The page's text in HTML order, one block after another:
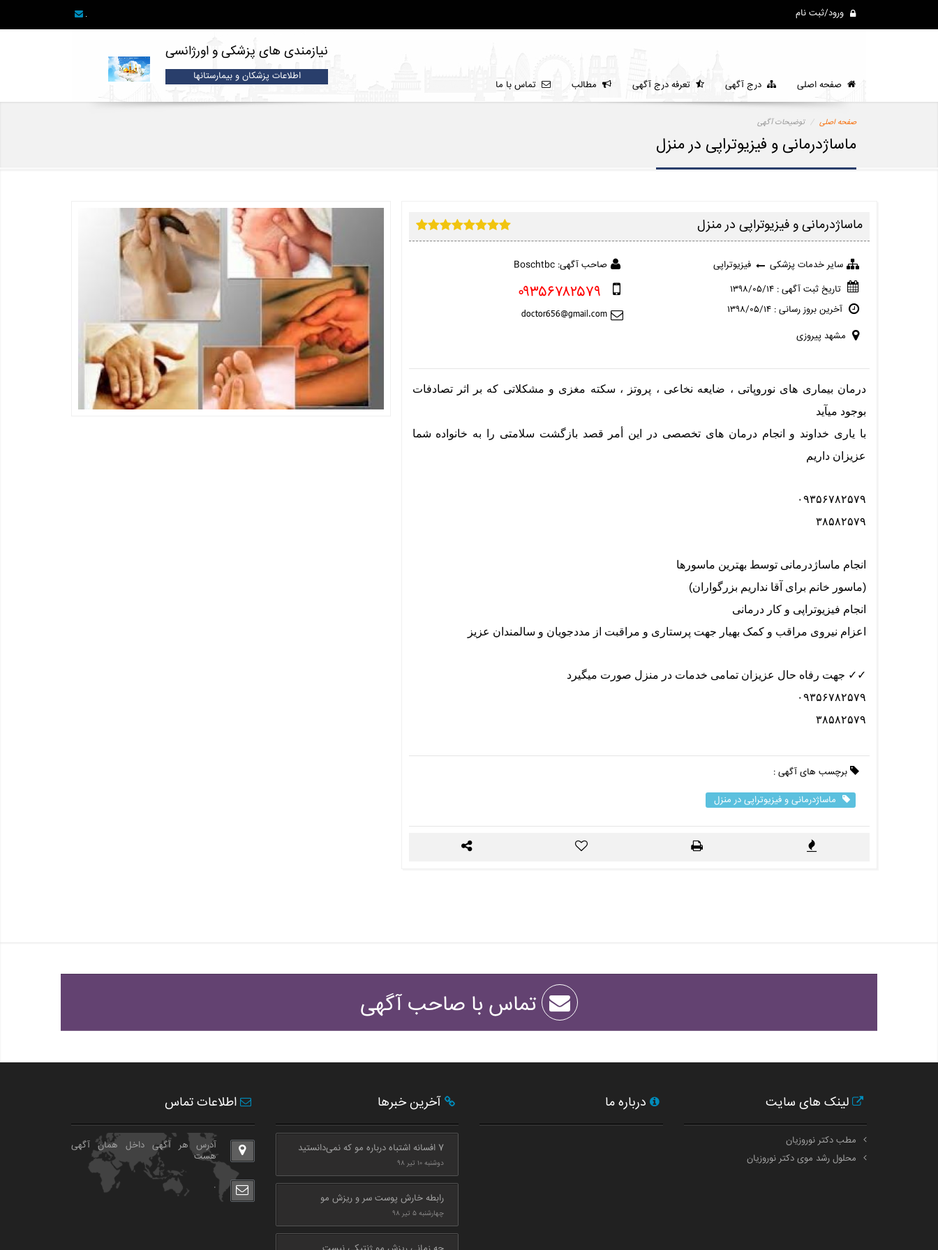
. ورود/ثبت نام
نیازمندی های پزشکی و اورژانسی
اطلاعات پزشکان و بیمارستانها
صفحه اصلی درج آگهی تعرفه درج آگهی مطالب تماس با ما
صفحه اصلی توضیحات آگهی
ماساژدرمانی و فیزیوتراپی در منزل
ماساژدرمانی و فیزیوتراپی در منزل
صاحب آگهی: Boschtbc سایر خدمات پزشکی
فیزیوتراپی
تاریخ ثبت آگهی : ۱۳۹۸/۰۵/۱۴
آخرین بروز رسانی : ۱۳۹۸/۰۵/۱۴
مشهد پیروزی
درمان بیماری های نوروپاتی ، ضایعه نخاعی ، پروتز ، سکته مغزی و مشکلاتی که بر اثر تصادفات
بوجود میآید
با یاری خداوند و انجام درمان های تخصصی در این أمر قصد بازگشت سلامتی را به خانواده شما
عزیزان داریم
۰۹۳۵۶۷۸۲۵۷۹
۳۸۵۸۲۵۷۹
انجام ماساژدرمانی توسط بهترین ماسورها
(ماسور خانم برای آقا نداریم بزرگواران)
انجام فیزیوتراپی و کار درمانی
اعزام نیروی مراقب و کمک بهیار جهت پرستاری و مراقبت از مددجویان و سالمندان عزیز
✓✓ جهت رفاه حال عزیزان تمامی خدمات در منزل صورت میگیرد
۰۹۳۵۶۷۸۲۵۷۹
۳۸۵۸۲۵۷۹
برچسب های آگهی :
ماساژدرمانی و فیزیوتراپی در منزل
تماس با صاحب آگهی
لینک های سایت
مطب دکتر نوروزیان
محلول رشد موی دکتر نوروزیان
درباره ما آخرین خبرها
7 افسانه اشتباه درباره مو که نمی‌دانستید
دوشنبه ۱۰ تیر ۹۸
رابطه خارش پوست سر و ریزش مو
چهارشنبه ۵ تیر ۹۸
اطلاعات تماس
آدرس هر آگهی داخل همان آگهی
هست
.